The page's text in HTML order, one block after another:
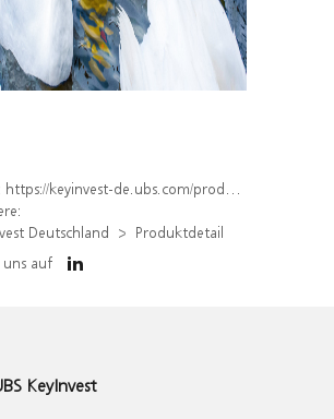
https://keyinvest-de.ubs.com/produkt/detail/index/isin/DE000WA6N086
Deutschland
Produktdetail
uns auf
KeyInvest